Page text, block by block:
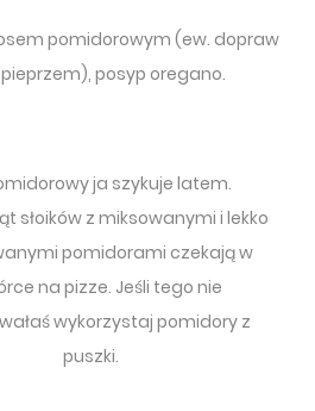
pomidorowym (ew. dopraw
pieprzem), posyp oregano.
ja szykuje latem.
słoików z miksowanymi i lekko
pomidorami czekają w
na pizze. Jeśli tego nie
wykorzystaj pomidory z
puszki.